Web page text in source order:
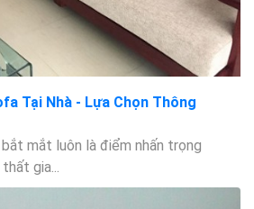
Tại Nhà - Lựa Chọn Thông
mắt luôn là điểm nhấn trọng
gia...